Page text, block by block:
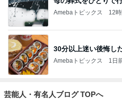
Amebaトピックス 12
30分以上迷い後悔し
Amebaトピックス 1日
芸能人・有名人ブログ TOPへ